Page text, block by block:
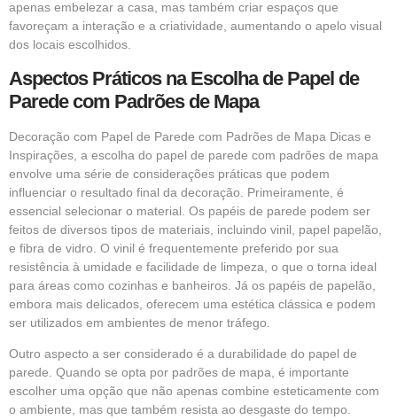
apenas embelezar a casa, mas também criar espaços que
favoreçam a interação e a criatividade, aumentando o apelo visual
dos locais escolhidos.
Aspectos Práticos na Escolha de Papel de
Parede com Padrões de Mapa
Decoração com Papel de Parede com Padrões de Mapa Dicas e
Inspirações, a escolha do papel de parede com padrões de mapa
envolve uma série de considerações práticas que podem
influenciar o resultado final da decoração. Primeiramente, é
essencial selecionar o material. Os papéis de parede podem ser
feitos de diversos tipos de materiais, incluindo vinil, papel papelão,
e fibra de vidro. O vinil é frequentemente preferido por sua
resistência à umidade e facilidade de limpeza, o que o torna ideal
para áreas como cozinhas e banheiros. Já os papéis de papelão,
embora mais delicados, oferecem uma estética clássica e podem
ser utilizados em ambientes de menor tráfego.
Outro aspecto a ser considerado é a durabilidade do papel de
parede. Quando se opta por padrões de mapa, é importante
escolher uma opção que não apenas combine esteticamente com
o ambiente, mas que também resista ao desgaste do tempo.